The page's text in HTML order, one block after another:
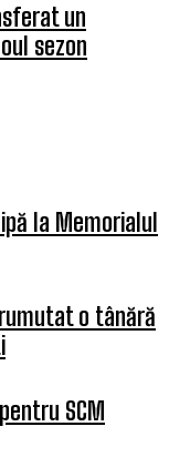
un
sezon
la Memorialul
o tânără
SCM